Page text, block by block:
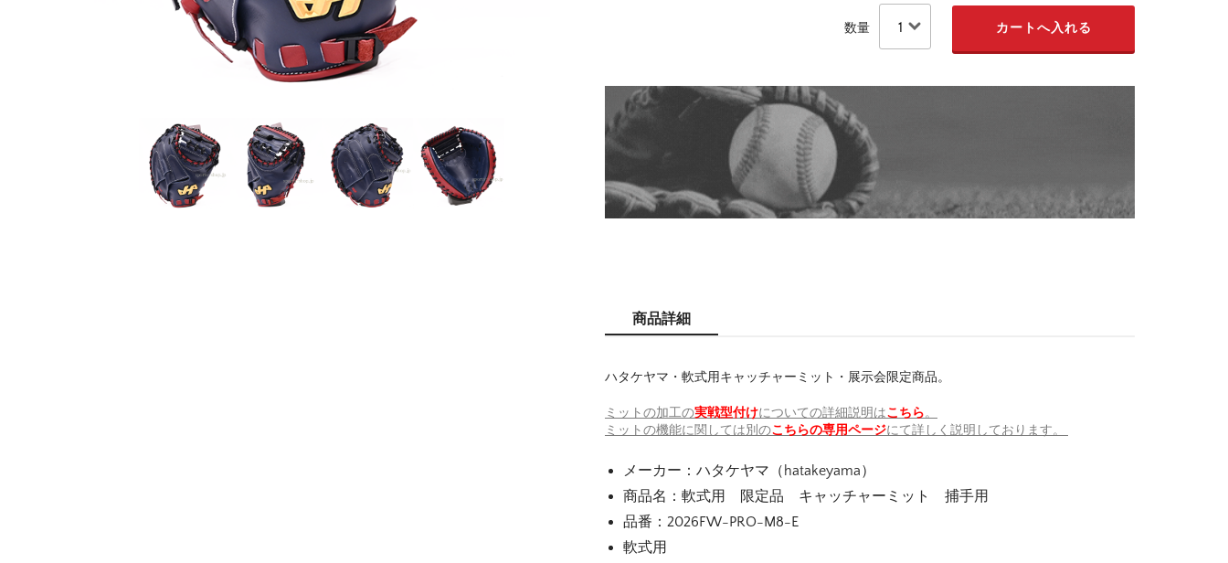
数量
商品詳細
ハタケヤマ・軟式用キャッチャーミット・展示会限定商品。
ミットの加工の実戦型付けについての詳細説明はこちら。
ミットの機能に関しては別のこちらの専用ページにて詳しく説明しております。
メーカー：ハタケヤマ（hatakeyama）
商品名：軟式用 限定品 キャッチャーミット 捕手用
品番：2026FW-PRO-M8-E
軟式用